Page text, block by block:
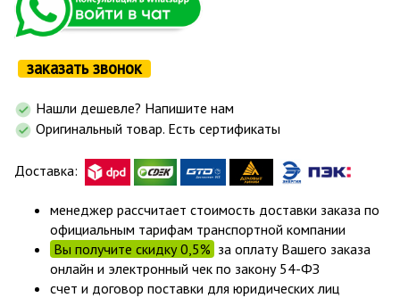
заказать звонок
Нашли дешевле? Напишите нам
Оригинальный товар. Есть сертификаты
Доставка:
менеджер рассчитает стоимость доставки заказа по
официальным тарифам транспортной компании
Вы получите скидку 0,5% за оплату Вашего заказа
онлайн и электронный чек по закону 54-ФЗ
счет и договор поставки для юридических лиц